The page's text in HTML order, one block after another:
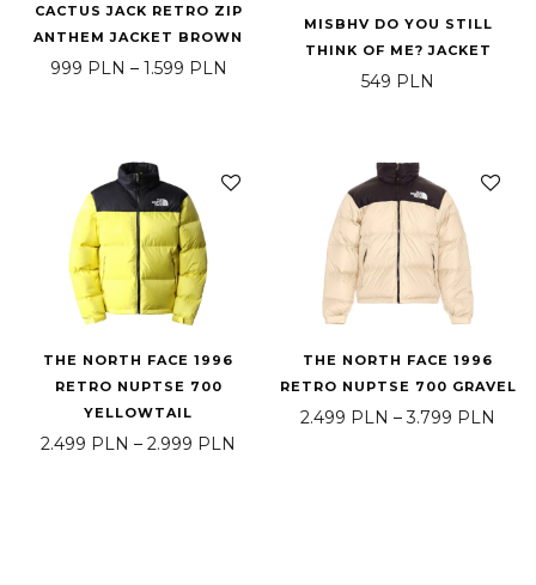
CACTUS JACK RETRO ZIP
ANTHEM JACKET BROWN
999 PLN – 1.599 PLN
MISBHV DO YOU STILL
THINK OF ME? JACKET
549 PLN
THE NORTH FACE 1996
RETRO NUPTSE 700
YELLOWTAIL
2.499 PLN – 2.999 PLN
THE NORTH FACE 1996
RETRO NUPTSE 700 GRAVEL
2.499 PLN – 3.799 PLN